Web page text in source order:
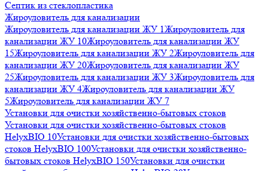
Септик из стеклопластика
Жироуловитель для канализации
Жироуловитель для канализации ЖУ 1Жироуловитель для
канализации ЖУ 10Жироуловитель для канализации ЖУ
15Жироуловитель для канализации ЖУ 2Жироуловитель для
канализации ЖУ 20Жироуловитель для канализации ЖУ
25Жироуловитель для канализации ЖУ 3Жироуловитель для
канализации ЖУ 4Жироуловитель для канализации ЖУ
5Жироуловитель для канализации ЖУ 7
Установки для очистки хозяйственно-бытовых стоков
Установки для очистки хозяйственно-бытовых стоков
HelyxBIO 10Установки для очистки хозяйственно-бытовых
стоков HelyxBIO 100Установки для очистки хозяйственно-
бытовых стоков HelyxBIO 150Установки для очистки